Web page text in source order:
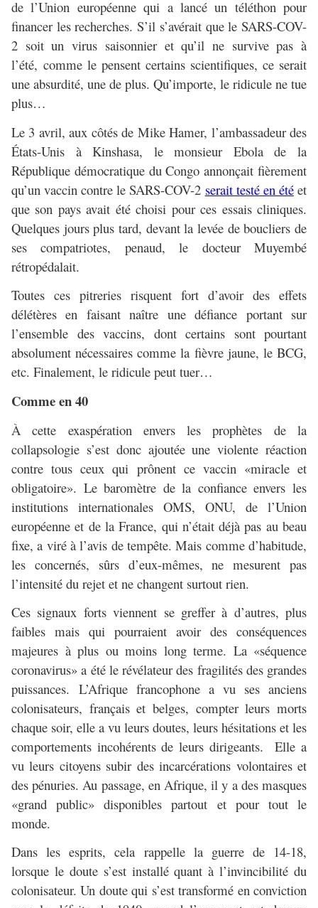
de l’Union européenne qui a lancé un téléthon pour
financer les recherches. S’il s’avérait que le SARS-COV-
2 soit un virus saisonnier et qu’il ne survive pas à
l’été, comme le pensent certains scientifiques, ce serait
une absurdité, une de plus. Qu’importe, le ridicule ne tue
plus…
Le 3 avril, aux côtés de Mike Hamer, l’ambassadeur des
États-Unis à Kinshasa, le monsieur Ebola de la
République démocratique du Congo annonçait fièrement
qu’un vaccin contre le SARS-COV-2 serait testé en étéet
que son pays avait été choisi pour ces essais cliniques.
Quelques jours plus tard, devant la levée de boucliers de
ses compatriotes, penaud, le docteur Muyembé
rétropédalait.
Toutes ces pitreries risquent fort d’avoir des effets
délétères en faisant naître une défiance portant sur
l’ensemble des vaccins, dont certains sont pourtant
absolument nécessaires comme la fièvre jaune, le BCG,
etc. Finalement, le ridicule peut tuer…
Comme en 40
À cette exaspération envers les prophètes de la
collapsologie s’est donc ajoutée une violente réaction
contre tous ceux qui prônent ce vaccin «miracle et
obligatoire». Le baromètre de la confiance envers les
institutions internationales OMS, ONU, de l’Union
européenne et de la France, qui n’était déjà pas au beau
fixe, a viré à l’avis de tempête. Mais comme d’habitude,
les concernés, sûrs d’eux-mêmes, ne mesurent pas
l’intensité du rejet et ne changent surtout rien.
Ces signaux forts viennent se greffer à d’autres, plus
faibles mais qui pourraient avoir des conséquences
majeures à plus ou moins long terme. La «séquence
coronavirus» a été le révélateur des fragilités des grandes
puissances. L’Afrique francophone a vu ses anciens
colonisateurs, français et belges, compter leurs morts
chaque soir, elle a vu leurs doutes, leurs hésitations et les
comportements incohérents de leurs dirigeants. Elle a
vu leurs citoyens subir des incarcérations volontaires et
des pénuries. Au passage, en Afrique, il y a des masques
«grand public» disponibles partout et pour tout le
monde.
Dans les esprits, cela rappelle la guerre de 14-18,
lorsque le doute s’est installé quant à l’invincibilité du
colonisateur. Un doute qui s’est transformé en conviction